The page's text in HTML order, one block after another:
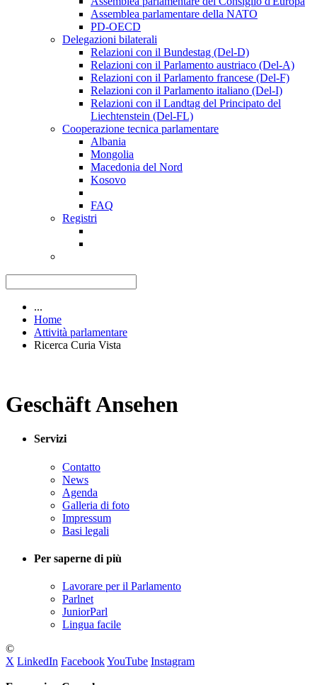
Assemblea parlamentare della NATO
PD-OECD
Delegazioni bilaterali
Relazioni con il Bundestag (Del-D)
Relazioni con il Parlamento austriaco (Del-A)
Relazioni con il Parlamento francese (Del-F)
Relazioni con il Parlamento italiano (Del-I)
Relazioni con il Landtag del Principato del
Liechtenstein (Del-FL)
Cooperazione tecnica parlamentare
Albania
Mongolia
Macedonia del Nord
Kosovo
FAQ
Registri
...
Home
Attività parlamentare
Ricerca Curia Vista
Geschäft Ansehen
Servizi
Contatto
News
Agenda
Galleria di foto
Impressum
Basi legali
Per saperne di più
Lavorare per il Parlamento
Parlnet
JuniorParl
Lingua facile
©
X LinkedIn FacebookYouTube Instagram